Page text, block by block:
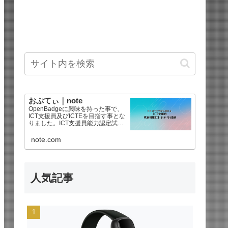
おぷてぃ｜note
OpenBadgeに興味を持った事で、
ICT支援員及びICTEを目指す事とな
りました。ICT支援員能力認定試験
コーディネータ3級を2026年に合格
【海外ドラマ感想文】もあるよ^
note.com
人気記事